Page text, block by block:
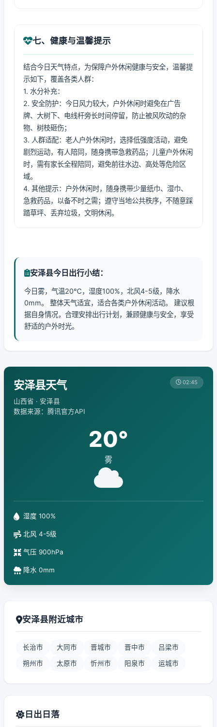
七、健康与温馨提示
结合今日天气特点，为保障户外休闲健康与安全，温馨提
示如下，覆盖各类人群：
1. 水分补充：
2. 安全防护：今日风力较大，户外休闲时避免在广告
牌、大树下、电线杆旁长时间停留，防止被风吹动的杂
物、树枝砸伤；
3. 人群适配：老人户外休闲时，选择低强度活动，避免
剧烈运动，有人陪同，随身携带急救药品；儿童户外休闲
时，需有家长全程陪同，避免前往水边、高处等危险区
域。
4. 其他提示：户外休闲时，随身携带少量纸巾、湿巾、
急救药品，以备不时之需；遵守当地公共秩序，不随意踩
踏草坪、丢弃垃圾，文明休闲。
安泽县今日出行小结：
今日雾，气温20℃，湿度100%，北风4-5级，降水
0mm。 整体天气适宜，适合各类户外休闲活动。 建议根
据自身情况，合理安排出行计划，兼顾健康与安全，享受
舒适的户外时光。
安泽县天气
山西省 · 安泽县
数据来源：腾讯官方API
02:45
20°
雾
湿度 100%
北风 4-5级
气压 900hPa
降水 0mm
安泽县附近城市
长治市 大同市 晋城市 晋中市 吕梁市
朔州市 太原市 忻州市 阳泉市 运城市
日出日落